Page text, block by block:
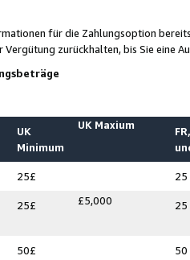
für die Zahlungsoption
Vergütung zurückhalten, bis Sie
UK
Minimum
UK Maxium
25£ 25
25£ £5,000 25
50£ 50